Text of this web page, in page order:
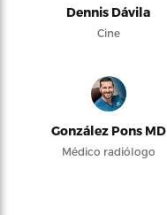
Dennis Dávila
Cine
González Pons MD
Médico radiólogo